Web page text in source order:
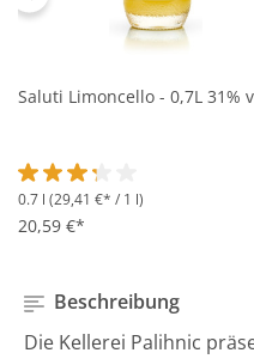
Saluti Limoncello - 0,7L 31%
Durchschnittliche
0.7 l (29,41 €* / 1 l)
20,59 €*
Beschreibung
Die Kellerei Palihnic